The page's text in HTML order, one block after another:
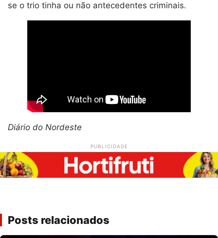
se o trio tinha ou não antecedentes criminais.
Diário do Nordeste
PUBLICIDADE
Posts relacionados